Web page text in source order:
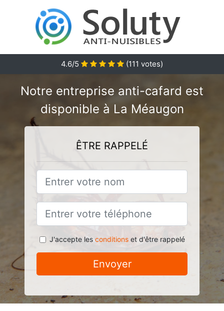
4.6/5 (111 votes)
Notre entreprise anti-cafard est
disponible à La Méaugon
ÊTRE RAPPELÉ
J'accepte les conditionset d'être rappelé
Envoyer